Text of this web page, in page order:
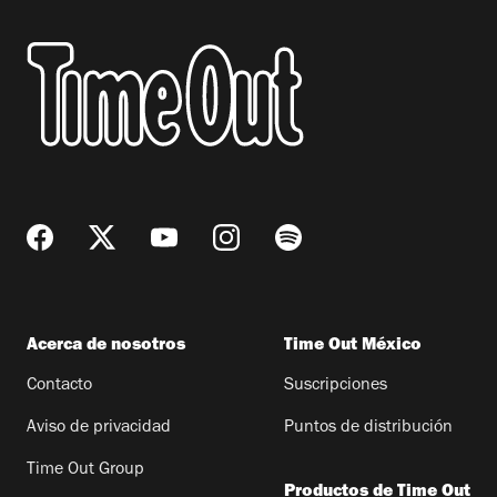
Acerca de nosotros
Contacto
Aviso de privacidad
Time Out Group
Time Out México
Suscripciones
Puntos de distribución
Productos de Time Out